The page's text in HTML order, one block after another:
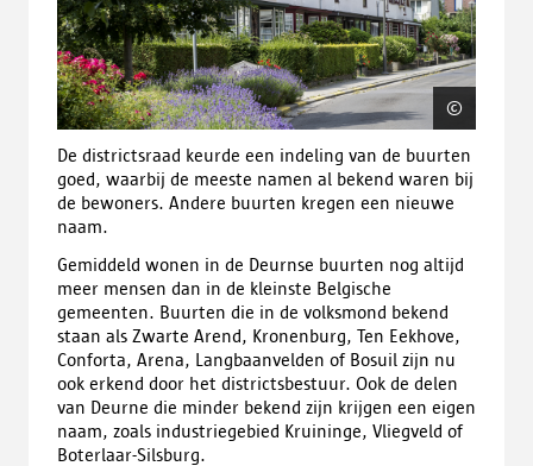
©
De districtsraad keurde een indeling van de buurten
goed, waarbij de meeste namen al bekend waren bij
de bewoners. Andere buurten kregen een nieuwe
naam.
Gemiddeld wonen in de Deurnse buurten nog altijd
meer mensen dan in de kleinste Belgische
gemeenten. Buurten die in de volksmond bekend
staan als Zwarte Arend, Kronenburg, Ten Eekhove,
Conforta, Arena, Langbaanvelden of Bosuil zijn nu
ook erkend door het districtsbestuur. Ook de delen
van Deurne die minder bekend zijn krijgen een eigen
naam, zoals industriegebied Kruininge, Vliegveld of
Boterlaar-Silsburg.